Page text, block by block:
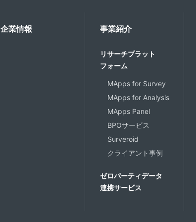
企業情報 事業紹介
リサーチプラット
フォーム
MApps for Survey
MApps for Analysis
MApps Panel
BPOサービス
Surveroid
クライアント事例
ゼロパーティデータ
連携サービス